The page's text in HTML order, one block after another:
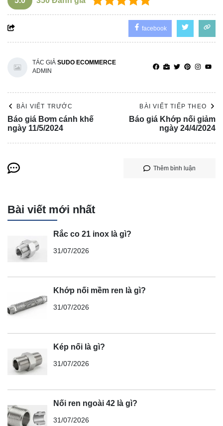
facebook
TÁC GIẢ SUDO ECOMMERCE
ADMIN
BÀI VIẾT TRƯỚC
Báo giá Bơm cánh khế
ngày 11/5/2024
BÀI VIẾT TIẾP THEO
Báo giá Khớp nối giảm
ngày 24/4/2024
Thêm bình luận
Bài viết mới nhất
Rắc co 21 inox là gì?
31/07/2026
Khớp nối mềm ren là gì?
31/07/2026
Kép nối là gì?
31/07/2026
Nối ren ngoài 42 là gì?
31/07/2026